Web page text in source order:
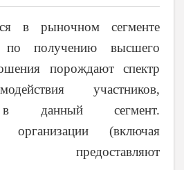
в рыночном сегменте
по получению высшего
порождают спектр
участников,
в данный сегмент.
организации (включая
предоставляют